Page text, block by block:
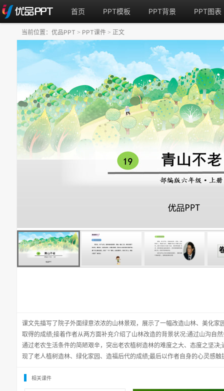
首页 PPT模板 PPT背景 PPT图表
课文先描写了院子外面绿意浓浓的山林景观，展示了一幅改造山林、美化
取得的成绩;接着作者从两方面补充介绍了山林改造的背景状况:通过山沟自
通过老农生活条件的简陋艰辛，突出老农植树造林的难度之大、态度之坚决
现了老人植树造林、绿化家园、造福后代的成绩;最后以作者自身的心灵感
当前位置： 优品PPT > PPT课件 > 正文
相关课件